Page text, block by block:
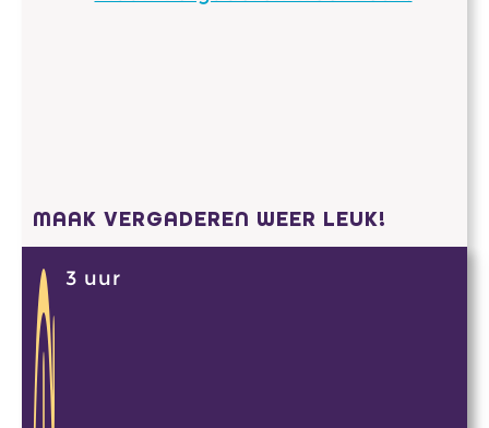
MAAK VERGADEREN WEER LEUK!
3 uur